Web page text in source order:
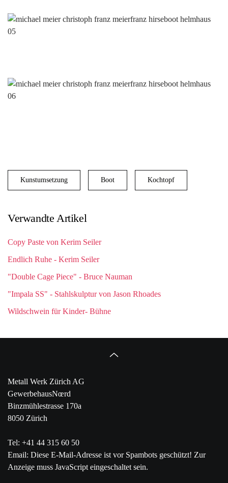
Kunstumsetzung Boot Kochtopf
Verwandte Artikel
Copy Paste von Kerim Seiler
Endlich Ruhe - Kerim Seiler
"Double Cage Piece" - Bruce Nauman
"Impala SS" - Stahlskulptur von Jason Rhoades
Wildschwein für Kinder- Bühne
Metall Werk Zürich AG
GewerbehausNœrd
Binzmühlestrasse 170a
8050 Zürich
Tel: +41 44 315 60 50
Email: Diese E-Mail-Adresse ist vor Spambots geschützt! Zur
Anzeige muss JavaScript eingeschaltet sein.